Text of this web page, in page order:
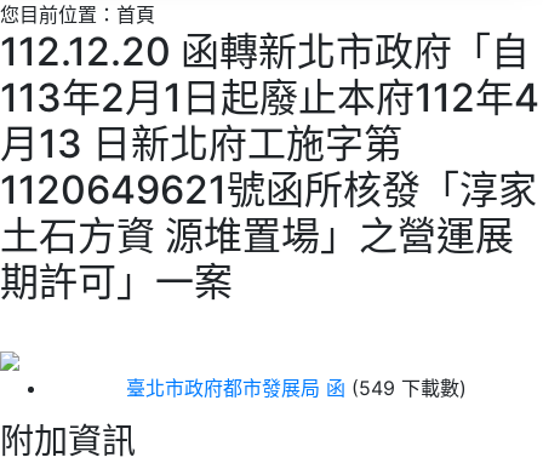
您目前位置： 首頁
112.12.20 函轉新北市政府「自
113年2月1日起廢止本府112年4
月13 日新北府工施字第
1120649621號函所核發「淳家
土石方資 源堆置場」之營運展
期許可」一案
臺北市政府都市發展局 函 (549 下載數)
附加資訊